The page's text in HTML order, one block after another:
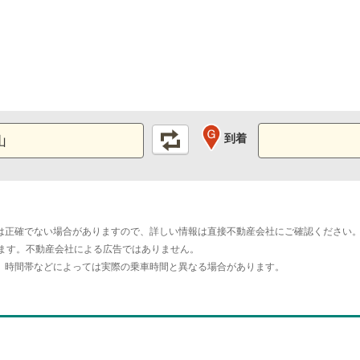
到着
確でない場合がありますので、詳しい情報は直接不動産会社にご確認ください。
。不動産会社による広告ではありません。
間帯などによっては実際の乗車時間と異なる場合があります。